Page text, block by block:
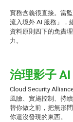
實務含義很直接。當
流入境外 AI 服務」，
資料原則四下的免責
力。
治理影子
Cloud Security
風險、實施控制、持
替你做之前，把無形
你還沒發現的東西。